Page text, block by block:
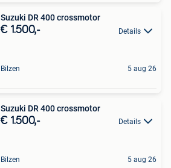
Suzuki DR 400 crossmotor
€ 1.500,- Details
Bilzen 5 aug 26
Suzuki DR 400 crossmotor
€ 1.500,- Details
Bilzen 5 aug 26